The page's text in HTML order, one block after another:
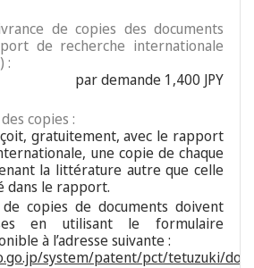
de copies des documents
de recherche internationale
:
par demande 1,400 JPY
copies :
gratuitement, avec le rapport
une copie de chaque
la littérature autre que celle
dans le rapport.
de copies de documents doivent
en utilisant le formulaire
à l’adresse suivante :
system/patent/pct/tetuzuki/